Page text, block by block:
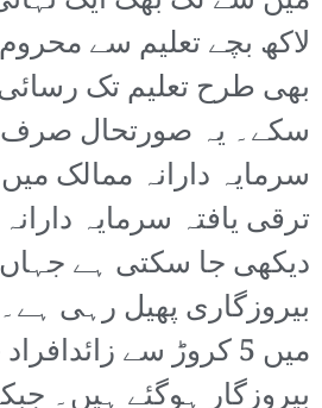
لاکھ بچے تعلیم سے
بھی طرح تعلیم تک
سکے۔ یہ صورتحال صرف
سرمایہ دارانہ ممالک
ترقی یافتہ سرمایہ
دیکھی جا سکتی ہے جہاں
بیروزگاری پھیل رہی
میں 5 کروڑ سے